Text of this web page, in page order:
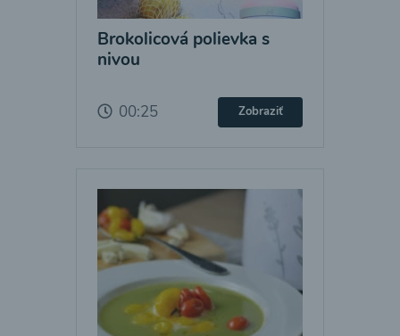
Brokolicová polievka s
nivou
00:25 Zobraziť